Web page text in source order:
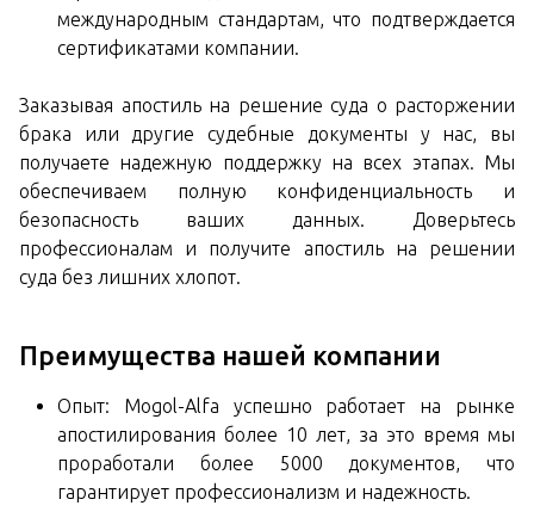
международным стандартам, что подтверждается
сертификатами компании.
Заказывая апостиль на решение суда о расторжении
брака или другие судебные документы у нас, вы
получаете надежную поддержку на всех этапах. Мы
обеспечиваем полную конфиденциальность и
безопасность ваших данных. Доверьтесь
профессионалам и получите апостиль на решении
суда без лишних хлопот.
Преимущества нашей компании
Опыт: Mogol-Alfa успешно работает на рынке
апостилирования более 10 лет, за это время мы
проработали более 5000 документов, что
гарантирует профессионализм и надежность.